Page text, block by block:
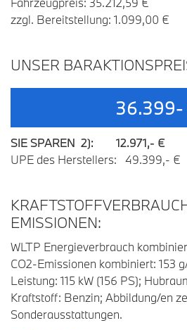
zzgl. Bereitstellung: 1.099,00 €
UNSER
SIE SPAREN 2): 12.971,- €
UPE des Herstellers: 49.399,- €
EMISSIONEN:
WLTP Energieverbrauch
CO2-Emissionen kombiniert: 153
Leistung: 115 kW (156 PS);
Kraftstoff: Benzin; Abbildung/en
Sonderausstattungen.